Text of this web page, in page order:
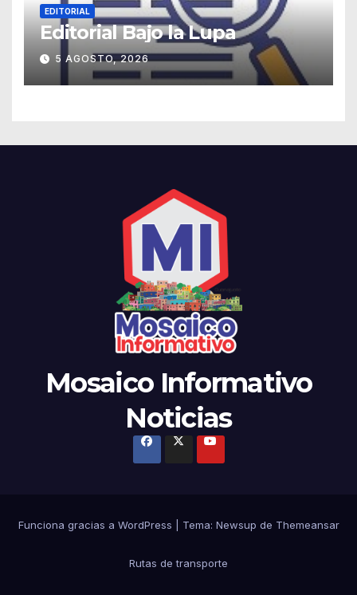
EDITORIAL
Editorial Bajo la Lupa
5 AGOSTO, 2026
Mosaico Informativo
Noticias
Funciona gracias a WordPress Tema: Newsup de Themeansar
Rutas de transporte